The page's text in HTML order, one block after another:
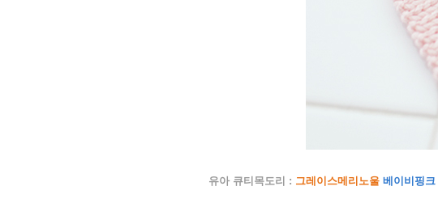
유아 큐티목도리 : 그레이스메리노울 베이비핑크